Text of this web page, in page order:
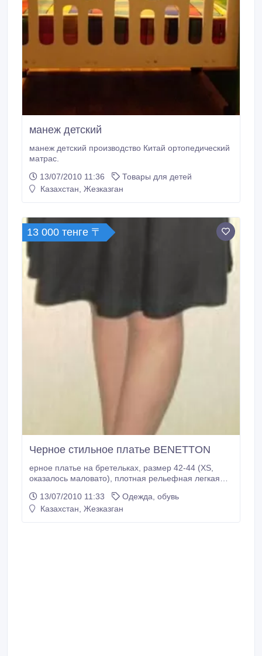
манеж детский
манеж детский производство Китай ортопедический
матрас.
13/07/2010 11:36
Товары для детей
Казахстан, Жезказган
13 000 тенге 〒
Черное стильное платье BENETTON
ерное платье на бретельках, размер 42-44 (XS,
оказалось маловато), плотная рельефная легкая
юбка средней длины, высота лямочек
регулируется..
13/07/2010 11:33
Одежда, обувь
Казахстан, Жезказган